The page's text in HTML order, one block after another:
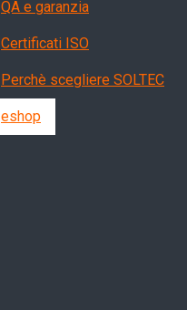
QA e garanzia
Certificati ISO
Perchè scegliere SOLTEC
eshop